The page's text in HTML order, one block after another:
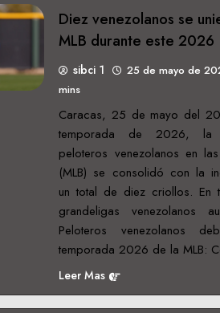
Diez venezolanos se
MLB durante este 2026
sibci 1 25 de mayo de
mins
Caracas, 25 de mayo del
temporada de 2026, la
peloteros venezolanos en
(MLB) se consolidó con la
un total de diez criollos. En
grandeligas venezolanos
Peloteros venezolanos
temporada 2026 de la MLB:
Leer Mas